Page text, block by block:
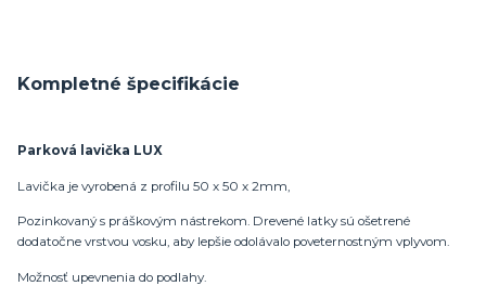
Kompletné špecifikácie
Parková lavička LUX
Lavička je vyrobená z profilu 50 x 50 x 2mm,
Pozinkovaný s práškovým nástrekom. Drevené latky sú ošetrené
dodatočne vrstvou vosku, aby lepšie odolávalo poveternostným vplyvom.
Možnosť upevnenia do podlahy.